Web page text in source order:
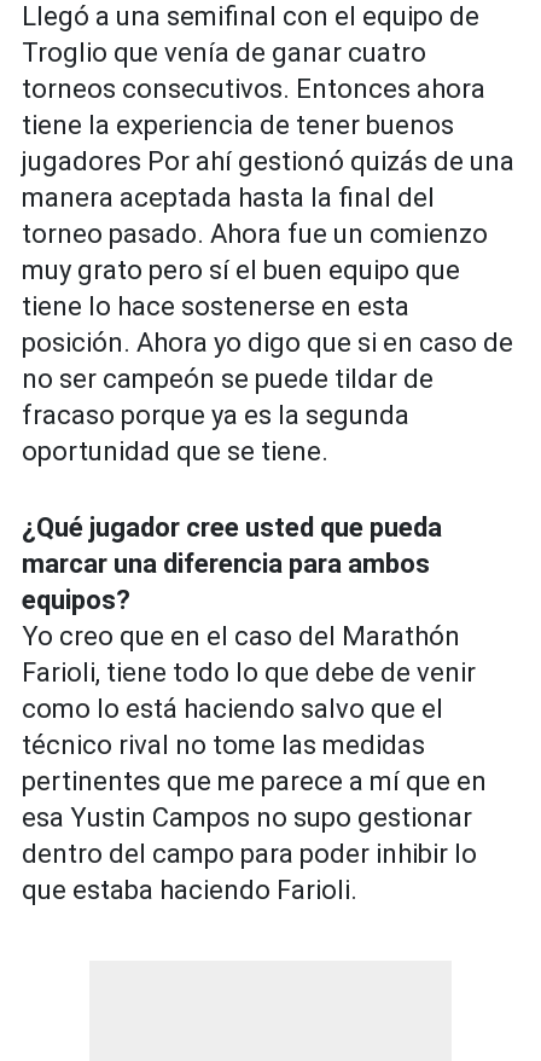
Llegó a una semifinal con el equipo de
Troglio que venía de ganar cuatro
torneos consecutivos. Entonces ahora
tiene la experiencia de tener buenos
jugadores Por ahí gestionó quizás de una
manera aceptada hasta la final del
torneo pasado. Ahora fue un comienzo
muy grato pero sí el buen equipo que
tiene lo hace sostenerse en esta
posición. Ahora yo digo que si en caso de
no ser campeón se puede tildar de
fracaso porque ya es la segunda
oportunidad que se tiene.
¿Qué jugador cree usted que pueda
marcar una diferencia para ambos
equipos?
Yo creo que en el caso del Marathón
Farioli, tiene todo lo que debe de venir
como lo está haciendo salvo que el
técnico rival no tome las medidas
pertinentes que me parece a mí que en
esa Yustin Campos no supo gestionar
dentro del campo para poder inhibir lo
que estaba haciendo Farioli.